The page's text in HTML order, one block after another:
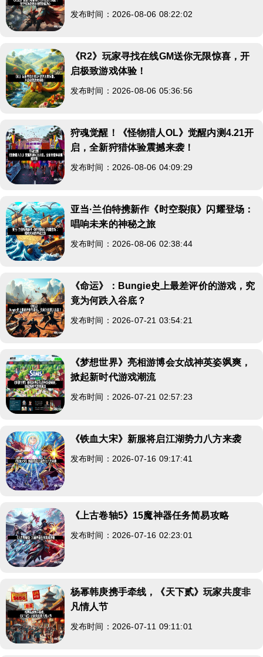
发布时间：2026-08-06 08:22:02
《R2》玩家寻找在线GM送你无限惊喜，开
启极致游戏体验！
发布时间：2026-08-06 05:36:56
狩魂觉醒！《怪物猎人OL》觉醒内测4.21开
启，全新狩猎体验震撼来袭！
发布时间：2026-08-06 04:09:29
亚当·兰伯特携新作《时空裂痕》闪耀登场：
唱响未来的神秘之旅
发布时间：2026-08-06 02:38:44
《命运》：Bungie史上最差评价的游戏，究
竟为何跌入谷底？
发布时间：2026-07-21 03:54:21
《梦想世界》亮相游博会女战神英姿飒爽，
掀起新时代游戏潮流
发布时间：2026-07-21 02:57:23
《铁血大宋》新服将启江湖势力八方来袭
发布时间：2026-07-16 09:17:41
《上古卷轴5》15魔神器任务简易攻略
发布时间：2026-07-16 02:23:01
杨幂韩庚携手牵线，《天下贰》玩家共度非
凡情人节
发布时间：2026-07-11 09:11:01